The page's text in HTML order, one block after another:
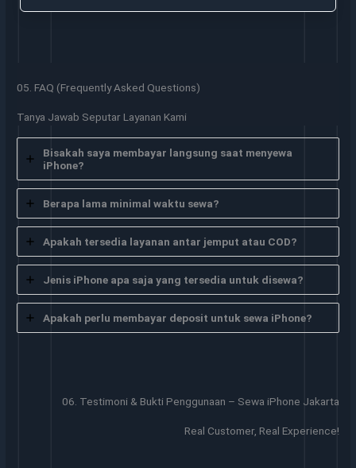
05. FAQ (Frequently Asked Questions)
Tanya Jawab Seputar Layanan Kami
Bisakah saya membayar langsung saat menyewa
iPhone?
Berapa lama minimal waktu sewa?
Apakah tersedia layanan antar jemput atau COD?
Jenis iPhone apa saja yang tersedia untuk disewa?
Apakah perlu membayar deposit untuk sewa iPhone?
06. Testimoni & Bukti Penggunaan – Sewa iPhone Jakarta
Real Customer, Real Experience!